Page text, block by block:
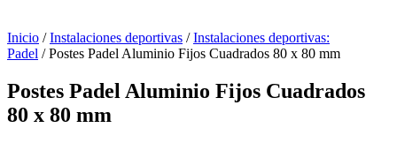
Inicio /Instalaciones deportivas /Instalaciones deportivas:
Padel / Postes Padel Aluminio Fijos Cuadrados 80 x 80 mm
Postes Padel Aluminio Fijos Cuadrados
80 x 80 mm